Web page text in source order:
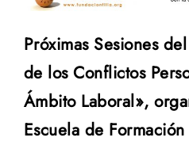
Próximas Sesiones
de los Conflictos
Ámbito Laboral»,
Escuela de